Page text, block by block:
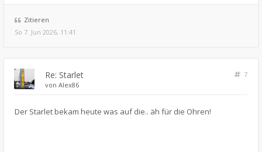
Zitieren
So 7. Jun 2026, 11:41
Re: Starlet
7
von Alex86
Der Starlet bekam heute was auf die.. äh für die Ohren!